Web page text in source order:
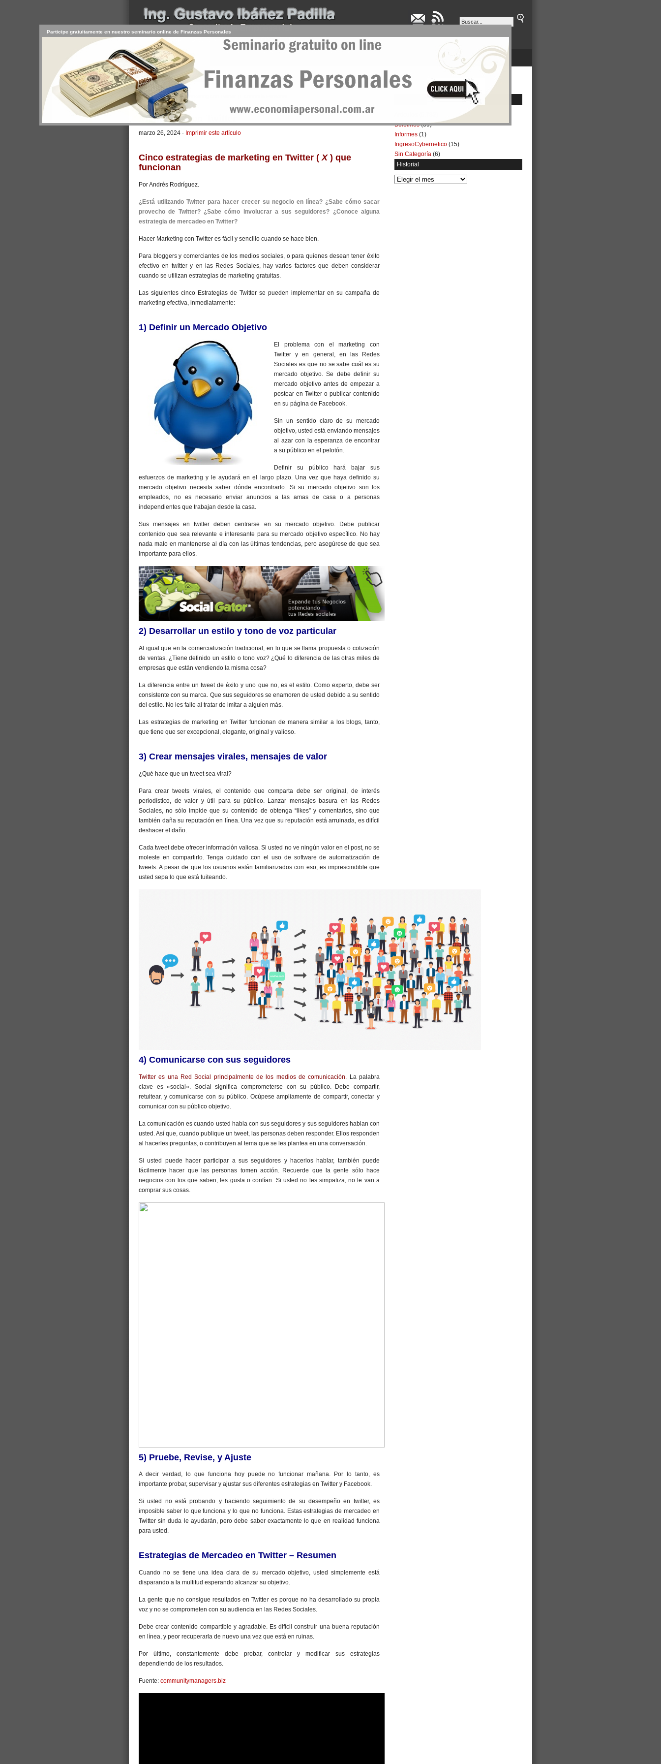
INICIO SERVICIOS BOLETINES NEGOCIOS
CONTACTO USUARIO
>Inicio/Artículos / Marketing con Twitter | Economía Personal
Marketing con Twitter
marzo 26, 2024 · Imprimir este artículo
Cinco estrategias de marketing en Twitter ( X ) que
funcionan
Por Andrés Rodríguez.
¿Está utilizando Twitter para hacer crecer su negocio en línea? ¿Sabe cómo sacar
provecho de Twitter? ¿Sabe cómo involucrar a sus seguidores? ¿Conoce alguna
estrategia de mercadeo en Twitter?
Hacer Marketing con Twitter es fácil y sencillo cuando se hace bien.
Para bloggers y comerciantes de los medios sociales, o para quienes desean tener éxito
efectivo en twitter y en las Redes Sociales, hay varios factores que deben considerar
cuando se utilizan estrategias de marketing gratuitas.
Las siguientes cinco Estrategias de Twitter se pueden implementar en su campaña de
marketing efectiva, inmediatamente:
1) Definir un Mercado Objetivo
El problema con el marketing con
Twitter y en general, en las Redes
Sociales es que no se sabe cuál es su
mercado objetivo. Se debe definir su
mercado objetivo antes de empezar a
postear en Twitter o publicar contenido
en su página de Facebook.
Sin un sentido claro de su mercado
objetivo, usted está enviando mensajes
al azar con la esperanza de encontrar
a su público en el pelotón.
Definir su público hará bajar sus
esfuerzos de marketing y le ayudará en el largo plazo. Una vez que haya definido su
mercado objetivo necesita saber dónde encontrarlo. Si su mercado objetivo son los
empleados, no es necesario enviar anuncios a las amas de casa o a personas
independientes que trabajan desde la casa.
Sus mensajes en twitter deben centrarse en su mercado objetivo. Debe publicar
contenido que sea relevante e interesante para su mercado objetivo específico. No hay
nada malo en mantenerse al día con las últimas tendencias, pero asegúrese de que sea
importante para ellos.
2) Desarrollar un estilo y tono de voz particular
Al igual que en la comercialización tradicional, en lo que se llama propuesta o cotización
de ventas. ¿Tiene definido un estilo o tono voz? ¿Qué lo diferencia de las otras miles de
empresas que están vendiendo la misma cosa?
La diferencia entre un tweet de éxito y uno que no, es el estilo. Como experto, debe ser
consistente con su marca. Que sus seguidores se enamoren de usted debido a su sentido
del estilo. No les falle al tratar de imitar a alguien más.
Las estrategias de marketing en Twitter funcionan de manera similar a los blogs, tanto,
que tiene que ser excepcional, elegante, original y valioso.
3) Crear mensajes virales, mensajes de valor
¿Qué hace que un tweet sea viral?
Para crear tweets virales, el contenido que comparta debe ser original, de interés
periodístico, de valor y útil para su público. Lanzar mensajes basura en las Redes
Sociales, no sólo impide que su contenido de obtenga “likes” y comentarios, sino que
también daña su reputación en línea. Una vez que su reputación está arruinada, es difícil
deshacer el daño.
Cada tweet debe ofrecer información valiosa. Si usted no ve ningún valor en el post, no se
moleste en compartirlo. Tenga cuidado con el uso de software de automatización de
tweets. A pesar de que los usuarios están familiarizados con eso, es imprescindible que
usted sepa lo que está tuiteando.
4) Comunicarse con sus seguidores
Twitter es una Red Social principalmente de los medios de comunicación.
La palabra
clave es «social». Social significa comprometerse con su público. Debe compartir,
retuitear, y comunicarse con su público. Ocúpese ampliamente de compartir, conectar y
comunicar con su público objetivo.
La comunicación es cuando usted habla con sus seguidores y sus seguidores hablan con
usted. Así que, cuando publique un tweet, las personas deben responder. Ellos responden
al hacerles preguntas, o contribuyen al tema que se les plantea en una conversación.
Si usted puede hacer participar a sus seguidores y hacerlos hablar, también puede
fácilmente hacer que las personas tomen acción. Recuerde que la gente sólo hace
negocios con los que saben, les gusta o confían. Si usted no les simpatiza, no le van a
comprar sus cosas.
5) Pruebe, Revise, y Ajuste
A decir verdad, lo que funciona hoy puede no funcionar mañana. Por lo tanto, es
importante probar, supervisar y ajustar sus diferentes estrategias en Twitter y Facebook.
Si usted no está probando y haciendo seguimiento de su desempeño en twitter, es
imposible saber lo que funciona y lo que no funciona. Estas estrategias de mercadeo en
Twitter sin duda le ayudarán, pero debe saber exactamente lo que en realidad funciona
para usted.
Estrategias de Mercadeo en Twitter – Resumen
Cuando no se tiene una idea clara de su mercado objetivo, usted simplemente está
disparando a la multitud esperando alcanzar su objetivo.
La gente que no consigue resultados en Twitter es porque no ha desarrollado su propia
voz y no se comprometen con su audiencia en las Redes Sociales.
Debe crear contenido compartible y agradable. Es difícil construir una buena reputación
en línea, y peor recuperarla de nuevo una vez que está en ruinas.
Por último, constantemente debe probar, controlar y modificar sus estrategias
dependiendo de los resultados.
Fuente: communitymanagers.biz
Participe gratuitamente en nuestro seminario online de Finanzas Personales
Boletines(39)
Informes (1)
IngresoCybernetico (15)
Sin Categoría (6)
Historial
Historial